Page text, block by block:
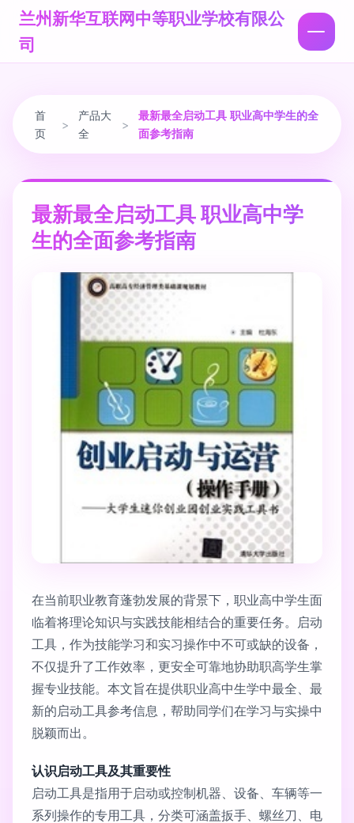
兰州新华互联网中等职业学校有限公
司
首
页
>
产品大
全
>
最新最全启动工具 职业高中学生的全
面参考指南
最新最全启动工具 职业高中学
生的全面参考指南
在当前职业教育蓬勃发展的背景下，职业高中学生面
临着将理论知识与实践技能相结合的重要任务。启动
工具，作为技能学习和实习操作中不可或缺的设备，
不仅提升了工作效率，更安全可靠地协助职高学生掌
握专业技能。本文旨在提供职业高中生学中最全、最
新的启动工具参考信息，帮助同学们在学习与实操中
脱颖而出。
认识启动工具及其重要性
启动工具是指用于启动或控制机器、设备、车辆等一
系列操作的专用工具，分类可涵盖扳手、螺丝刀、电